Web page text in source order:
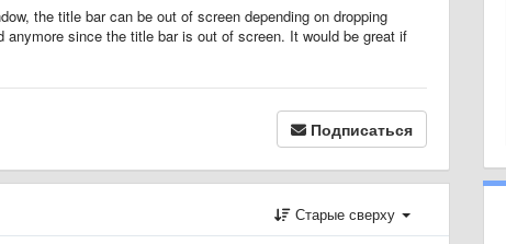
the title bar can be out of screen depending on dropping
since the title bar is out of screen. It would be great if
Подписаться
Старые сверху